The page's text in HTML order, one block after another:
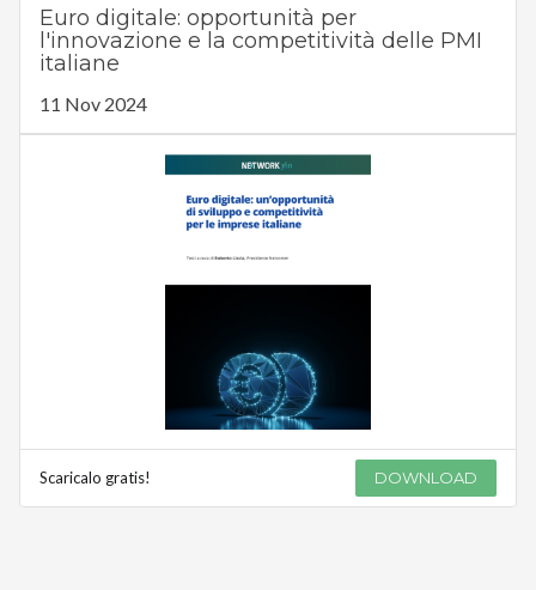
Euro digitale: opportunità per
l'innovazione e la competitività delle PMI
italiane
11 Nov 2024
Scaricalo gratis! DOWNLOAD